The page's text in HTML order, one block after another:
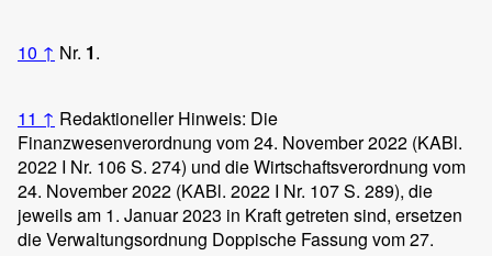
10 ↑ Nr. 1.
11 ↑ Redaktioneller Hinweis: Die
Finanzwesenverordnung vom 24. November 2022 (KABl.
2022 I Nr. 106 S. 274) und die Wirtschaftsverordnung vom
24. November 2022 (KABl. 2022 I Nr. 107 S. 289), die
jeweils am 1. Januar 2023 in Kraft getreten sind, ersetzen
die Verwaltungsordnung Doppische Fassung vom 27.